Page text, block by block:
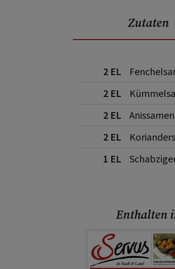
Zutaten
2 EL
2 EL
2 EL
Anissamen
2 EL
1 EL
Enthalten